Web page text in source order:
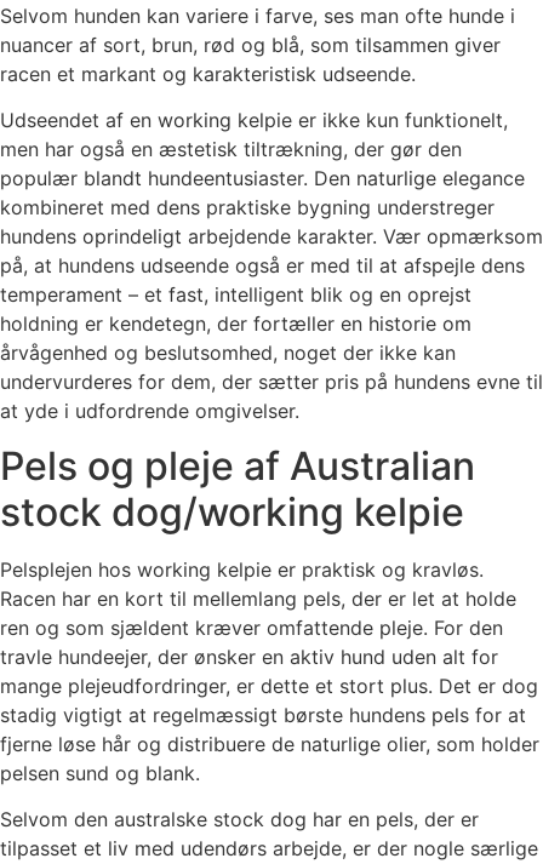
Selvom hunden kan variere i farve, ses man ofte hunde i
nuancer af sort, brun, rød og blå, som tilsammen giver
racen et markant og karakteristisk udseende.
Udseendet af en working kelpie er ikke kun funktionelt,
men har også en æstetisk tiltrækning, der gør den
populær blandt hundeentusiaster. Den naturlige elegance
kombineret med dens praktiske bygning understreger
hundens oprindeligt arbejdende karakter. Vær opmærksom
på, at hundens udseende også er med til at afspejle dens
temperament – et fast, intelligent blik og en oprejst
holdning er kendetegn, der fortæller en historie om
årvågenhed og beslutsomhed, noget der ikke kan
undervurderes for dem, der sætter pris på hundens evne til
at yde i udfordrende omgivelser.
Pels og pleje af Australian
stock dog/working kelpie
Pelsplejen hos working kelpie er praktisk og kravløs.
Racen har en kort til mellemlang pels, der er let at holde
ren og som sjældent kræver omfattende pleje. For den
travle hundeejer, der ønsker en aktiv hund uden alt for
mange plejeudfordringer, er dette et stort plus. Det er dog
stadig vigtigt at regelmæssigt børste hundens pels for at
fjerne løse hår og distribuere de naturlige olier, som holder
pelsen sund og blank.
Selvom den australske stock dog har en pels, der er
tilpasset et liv med udendørs arbejde, er der nogle særlige